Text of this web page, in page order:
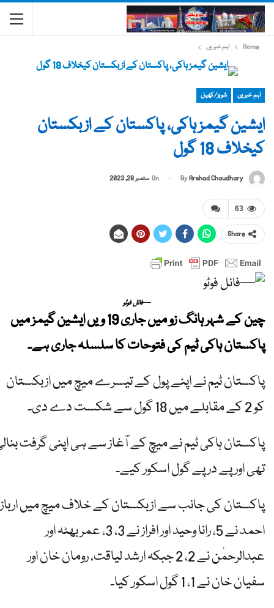
Home اہم خبریں
اہم خبریں شوبز/کھیل
ایشین گیمز ہاکی، پاکستان کے ازبکستان
کیخلاف 18 گول
ByArshad Chaudhary
On ستمبر 28, 2023
63
Share
—فائل فوٹو
چین کے شہر ہانگ زو میں جاری 19 ویں ایشین گیمز میں
پاکستان ہاکی ٹیم کی فتوحات کا سلسلہ جاری ہے۔
پاکستان ٹیم نے اپنے پول کے تیسرے میچ میں ازبکستان
کو 2 کے مقابلے میں 18 گول سے شکست دے دی۔
پاکستان ہاکی ٹیم نے میچ کے آغاز سے ہی اپنی گرفت
تھی اور پے در پے گول اسکور کیے۔
پاکستان کی جانب سے ازبکستان کے خلاف میچ میں ارباز
احمد نے 5، رانا وحید اور افراز نے 3، 3، عمر بھٹہ اور
عبدالرحمٰن نے 2، 2 جبکہ ارشد لیاقت، رومان خان اور
سفیان خان نے 1، 1 گول اسکور کیا۔